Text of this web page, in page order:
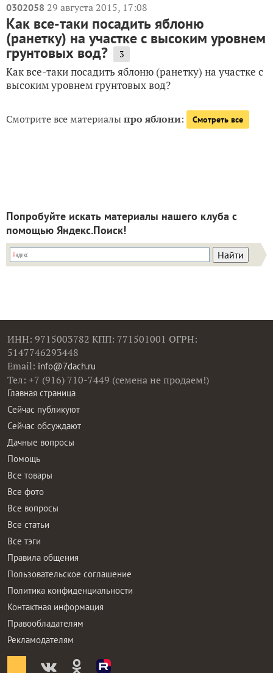
0302058 29 августа 2015, 17:08
Как все-таки посадить яблоню
(ранетку) на участке с высоким уровнем
грунтовых вод? 3
Как все-таки посадить яблоню (ранетку) на участке с
высоким уровнем грунтовых вод?
Смотрите все материалыпро яблони: Смотреть все
Попробуйте искать материалы нашего клуба с
помощью Яндекс.Поиск!
ИНН: 9715003782 КПП: 771501001 ОГРН:
5147746293448
Email: info@7dach.ru
Тел: +7 (916) 710-7449 (семена не продаем!)
Главная страница
Сейчас публикуют
Сейчас обсуждают
Дачные вопросы
Помощь
Все товары
Все фото
Все вопросы
Все статьи
Все тэги
Правила общения
Пользовательское соглашение
Политика конфиденциальности
Контактная информация
Правообладателям
Рекламодателям